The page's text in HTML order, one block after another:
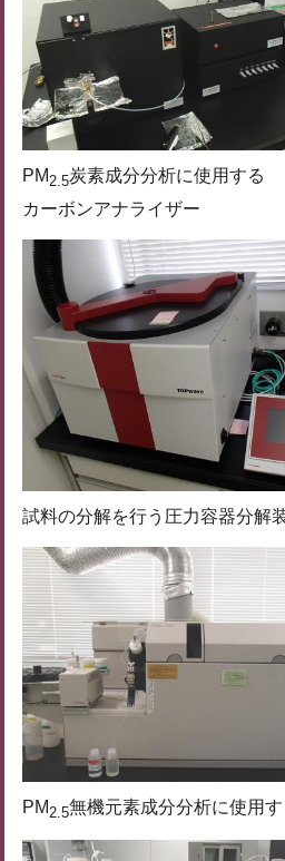
PM2.5炭素成分分析に使用する
カーボンアナライザー
試料の分解を行う圧力容器分解
PM2.5無機元素成分分析に使用